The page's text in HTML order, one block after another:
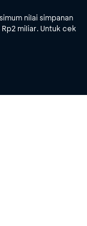
nilai simpanan
miliar. Untuk cek